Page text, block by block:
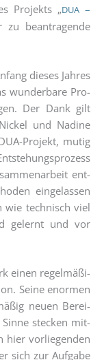
Pro­jekts „DUA–
zu bean­tra­gen­de
die­ses Jah­res
wun­der­ba­re Pro­
Der Dank gilt
und Nadi­ne
Pro­jekt, mutig
ent­
ein­ge­las­sen
wie tech­nisch viel
gelernt und vor
einen regel­mä­ßi­
Sei­ne enor­men
neu­en Berei­
ste­cken mit­
hier vor­lie­gen­den
sich zur Auf­ga­be